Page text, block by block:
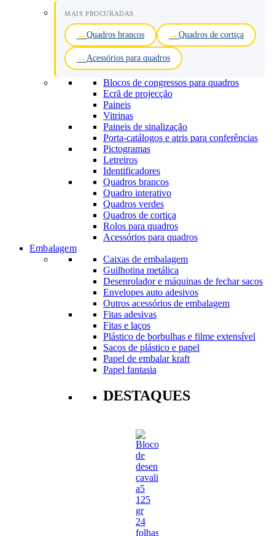
MAIS PROCURADAS
Quadros brancos Quadros de cortiça
Acessórios para quadros
Blocos de congressos para quadros
Ecrã de projecção
Paineis
Vitrinas
Paineis de sinalização
Porta-catálogos e atris para conferências
Pictogramas
Letreiros
Identificadores
Quadros brancos
Quadro interativo
Quadros verdes
Quadros de cortiça
Rolos para quadros
Acessórios para quadros
Embalagem
Caixas de embalagem
Guilhotina metálica
Desenrolador e máquinas de fechar sacos
Envelopes auto adesivos
Outros acessórios de embalagem
Fitas adesivas
Fitas e laços
Plástico de borbulhas e filme extensível
Sacos de plástico e papel
Papel de embalar kraft
Papel fantasia
DESTAQUES